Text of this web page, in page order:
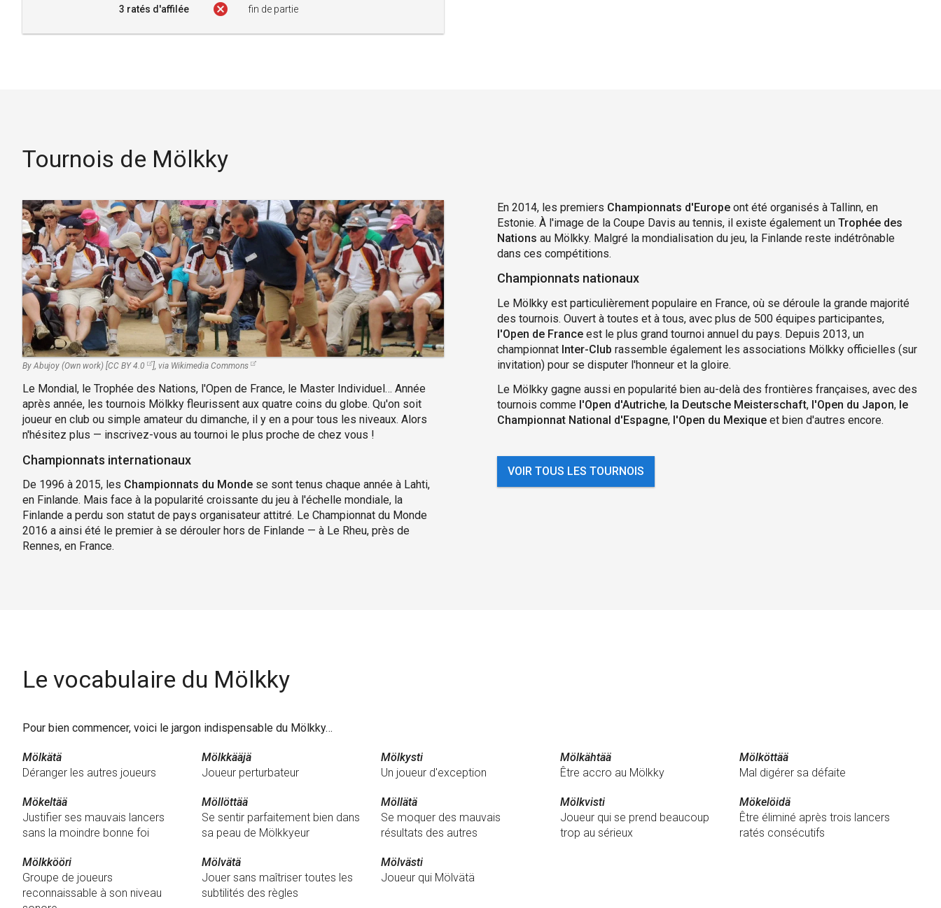
3 ratés d'affilée cancel fin de partie
Tournois de Mölkky
By Abujoy (Own work) [CC BY 4.0 ], via Wikimedia Commons
Le Mondial, le Trophée des Nations, l'Open de France, le Master Individuel… Année
après année, les tournois Mölkky fleurissent aux quatre coins du globe. Qu'on soit
joueur en club ou simple amateur du dimanche, il y en a pour tous les niveaux. Alors
n'hésitez plus — inscrivez-vous au tournoi le plus proche de chez vous !
Championnats internationaux
De 1996 à 2015, les Championnats du Monde se sont tenus chaque année à Lahti,
en Finlande. Mais face à la popularité croissante du jeu à l'échelle mondiale, la
Finlande a perdu son statut de pays organisateur attitré. Le Championnat du Monde
2016 a ainsi été le premier à se dérouler hors de Finlande — à Le Rheu, près de
Rennes, en France.
En 2014, les premiers Championnats d'Europe ont été organisés à Tallinn, en
Estonie. À l'image de la Coupe Davis au tennis, il existe également unTrophée des
Nations au Mölkky. Malgré la mondialisation du jeu, la Finlande reste indétrônable
dans ces compétitions.
Championnats nationaux
Le Mölkky est particulièrement populaire en France, où se déroule la grande majorité
des tournois. Ouvert à toutes et à tous, avec plus de 500 équipes participantes,
l'Open de France est le plus grand tournoi annuel du pays. Depuis 2013, un
championnat Inter-Club rassemble également les associations Mölkky officielles (sur
invitation) pour se disputer l'honneur et la gloire.
Le Mölkky gagne aussi en popularité bien au-delà des frontières françaises, avec des
tournois comme l'Open d'Autriche, la Deutsche Meisterschaft, l'Open du Japon, le
Championnat National d'Espagne, l'Open du Mexique et bien d'autres encore.
VOIR TOUS LES TOURNOIS
Le vocabulaire du Mölkky
Pour bien commencer, voici le jargon indispensable du Mölkky…
Mölkätä
Déranger les autres joueurs
Mölkkääjä
Joueur perturbateur
Mölkysti
Un joueur d'exception
Mölkähtää
Être accro au Mölkky
Mölköttää
Mal digérer sa défaite
Mökeltää
Justifier ses mauvais lancers
sans la moindre bonne foi
Möllöttää
Se sentir parfaitement bien dans
sa peau de Mölkkyeur
Möllätä
Se moquer des mauvais
résultats des autres
Mölkvisti
Joueur qui se prend beaucoup
trop au sérieux
Mökelöidä
Être éliminé après trois lancers
ratés consécutifs
Mölkkööri
Groupe de joueurs
reconnaissable à son niveau
Mölvätä
Jouer sans maîtriser toutes les
subtilités des règles
Mölvästi
Joueur qui Mölvätä